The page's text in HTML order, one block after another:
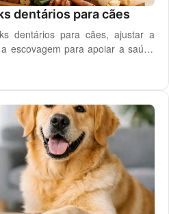
dentários para cães
dentários para cães, ajustar a
escovagem para apoiar a saúde